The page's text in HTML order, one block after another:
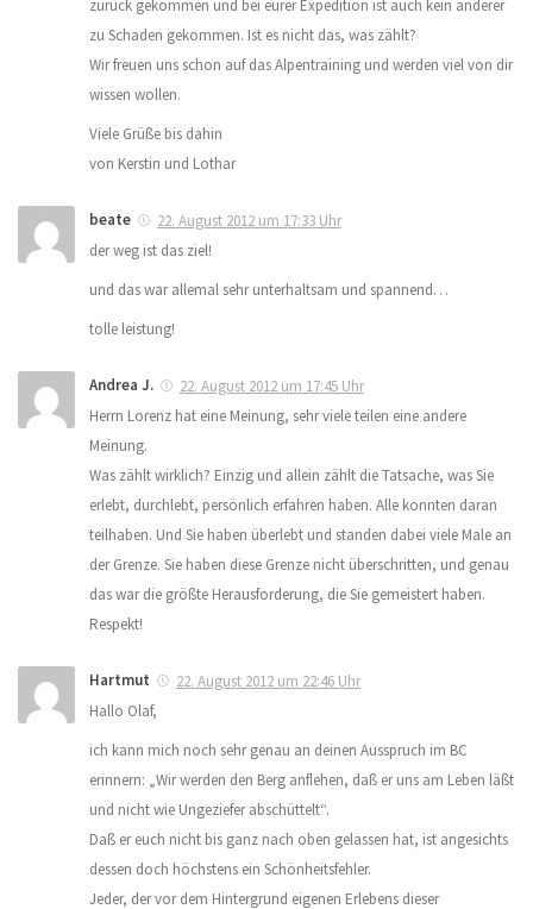
zurück gekommen und bei eurer Expedition ist auch kein anderer
zu Schaden gekommen. Ist es nicht das, was zählt?
Wir freuen uns schon auf das Alpentraining und werden viel von dir
wissen wollen.
Viele Grüße bis dahin
von Kerstin und Lothar
beate
22. August 2012 um 17:33 Uhr
der weg ist das ziel!
und das war allemal sehr unterhaltsam und spannend…
tolle leistung!
Andrea J.
22. August 2012 um 17:45 Uhr
Herrn Lorenz hat eine Meinung, sehr viele teilen eine andere
Meinung.
Was zählt wirklich? Einzig und allein zählt die Tatsache, was Sie
erlebt, durchlebt, persönlich erfahren haben. Alle konnten daran
teilhaben. Und Sie haben überlebt und standen dabei viele Male an
der Grenze. Sie haben diese Grenze nicht überschritten, und genau
das war die größte Herausforderung, die Sie gemeistert haben.
Respekt!
Hartmut
22. August 2012 um 22:46 Uhr
Hallo Olaf,
ich kann mich noch sehr genau an deinen Ausspruch im BC
erinnern: „Wir werden den Berg anflehen, daß er uns am Leben läßt
und nicht wie Ungeziefer abschüttelt“.
Daß er euch nicht bis ganz nach oben gelassen hat, ist angesichts
dessen doch höchstens ein Schönheitsfehler.
Jeder, der vor dem Hintergrund eigenen Erlebens dieser